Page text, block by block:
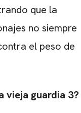
que la
no siempre
el peso de
vieja guardia 3?